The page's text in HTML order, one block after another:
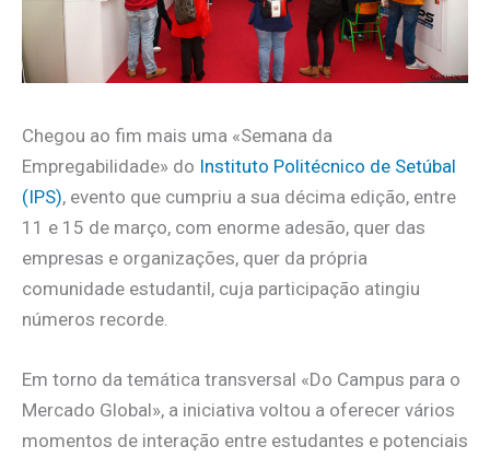
Chegou ao fim mais uma «Semana da
Empregabilidade» do Instituto Politécnico de Setúbal
(IPS), evento que cumpriu a sua décima edição, entre
11 e 15 de março, com enorme adesão, quer das
empresas e organizações, quer da própria
comunidade estudantil, cuja participação atingiu
números recorde.
Em torno da temática transversal «Do Campus para o
Mercado Global», a iniciativa voltou a oferecer vários
momentos de interação entre estudantes e potenciais